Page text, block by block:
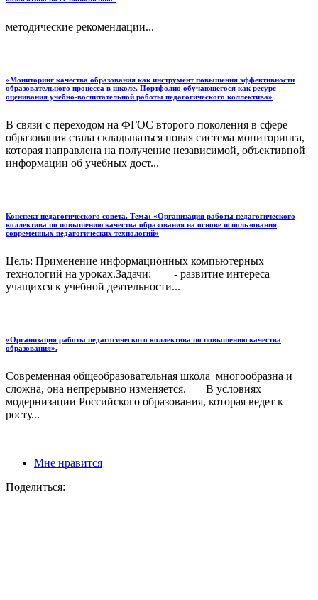
методические рекомендации...
«Мониторинг качества образования как инструмент повышения эффективности
образовательного процесса в школе. Портфолио обучающегося как ресурс
оценивания учебно-воспитательной работы педагогического коллектива»
В связи с переходом на ФГОС второго поколения в сфере
образования стала складываться новая система мониторинга,
которая направлена на получение независимой, объективной
информации об учебных дост...
Конспект педагогического совета. Тема: «Организация работы педагогического
коллектива по повышению качества образования на основе использования
современных педагогических технологий»
Цель: Применение информационных компьютерных
технологий на уроках.Задачи: - развитие интереса
учащихся к учебной деятельности...
«Организация работы педагогического коллектива по повышению качества
образования».
Современная общеобразовательная школа многообразна и
сложна, она непрерывно изменяется. В условиях
модернизации Российского образования, которая ведет к
росту...
Мне нравится
Поделиться: